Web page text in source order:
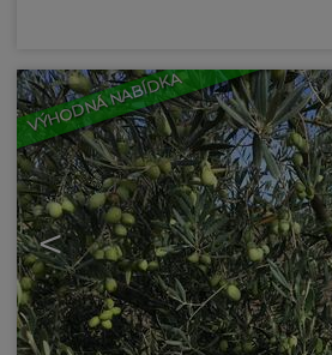
VÝHODNÁ NABÍDKA
<